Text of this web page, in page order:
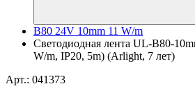
B80 24V 10mm 11 W/m
Светодиодная лента UL-B80-
W/m, IP20, 5m) (Arlight, 7 лет)
Арт.: 041373